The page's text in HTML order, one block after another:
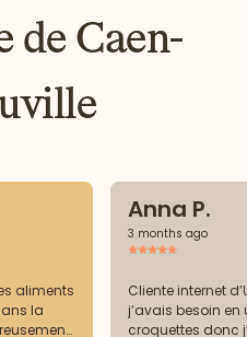
de Caen-
aliments
la
Anna P.
3 months ago
Cliente internet
j’avais besoin
croquettes donc